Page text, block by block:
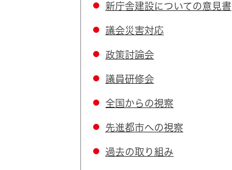
新庁舎建設についての意見書
議会災害対応
政策討論会
議員研修会
全国からの視察
先進都市への視察
過去の取り組み